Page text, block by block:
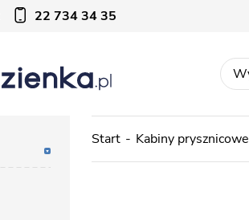
22 734 34 35
Start Kabiny prysznicowe